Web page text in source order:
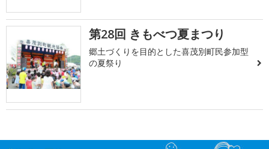
第28回 きもべつ夏まつり
郷土づくりを目的とした喜茂別町民参加型
の夏祭り